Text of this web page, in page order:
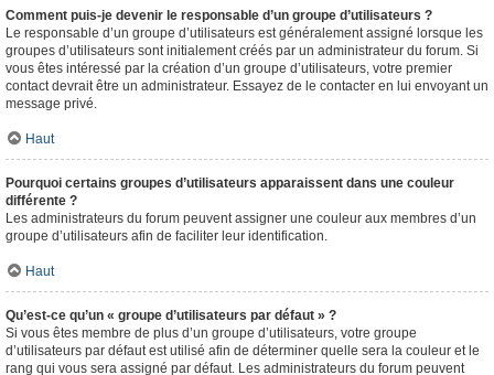
Comment puis-je devenir le responsable d’un groupe d’utilisateurs ?
Le responsable d’un groupe d’utilisateurs est généralement assigné lorsque les
groupes d’utilisateurs sont initialement créés par un administrateur du forum. Si
vous êtes intéressé par la création d’un groupe d’utilisateurs, votre premier
contact devrait être un administrateur. Essayez de le contacter en lui envoyant un
message privé.
Haut
Pourquoi certains groupes d’utilisateurs apparaissent dans une couleur
différente ?
Les administrateurs du forum peuvent assigner une couleur aux membres d’un
groupe d’utilisateurs afin de faciliter leur identification.
Haut
Qu’est-ce qu’un « groupe d’utilisateurs par défaut » ?
Si vous êtes membre de plus d’un groupe d’utilisateurs, votre groupe
d’utilisateurs par défaut est utilisé afin de déterminer quelle sera la couleur et le
rang qui vous sera assigné par défaut. Les administrateurs du forum peuvent